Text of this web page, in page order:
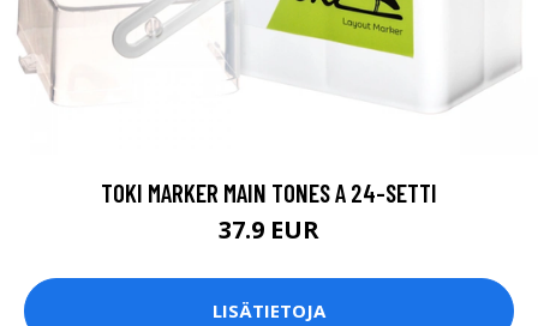
TOKI MARKER MAIN TONES A 24-SETTI
37.9 EUR
LISÄTIETOJA